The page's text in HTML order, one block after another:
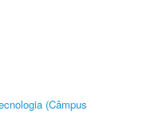
(Câmpus